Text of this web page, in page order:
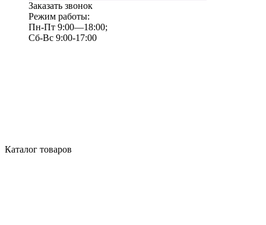
Заказать звонок
Режим работы:
Пн-Пт 9:00—18:00;
Сб-Вс 9:00-17:00
Каталог товаров